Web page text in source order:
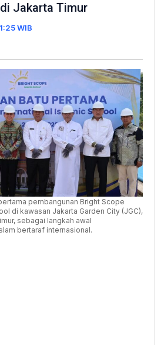
Islamic
Dibangun
di
Jakarta
Timur
Jakarta Timur
WIB
pembangunan Bright Scope
di kawasan Jakarta Garden City (JGC),
sebagai langkah awal
bertaraf internasional.